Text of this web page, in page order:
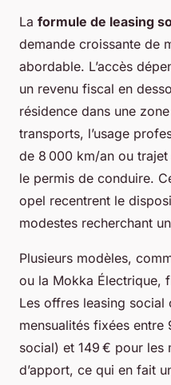
La formule de leasing
demande croissante de
abordable. L’accès
un revenu fiscal en
résidence dans une
transports, l’usage
de 8 000 km/an ou
le permis de conduire.
opel recentrent le
modestes recherchant
Plusieurs modèles,
ou la Mokka Électrique,
Les offres leasing social
mensualités fixées
social) et 149 € pour les
d’apport, ce qui en fait